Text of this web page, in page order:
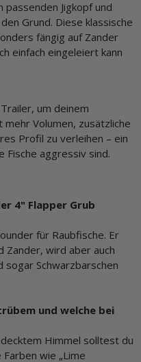
passenden Jigkopf und
Grund. Diese klassische
fängig auf Zander
einfach eingeleiert kann
um deinem
Volumen, zusätzliche
Profil zu verleihen – ein
Fische aggressiv sind.
4" Flapper Grub
für Raubfische. Er
Zander, wird aber auch
sogar Schwarzbarschen
und welche bei
Himmel solltest du
wie „Lime